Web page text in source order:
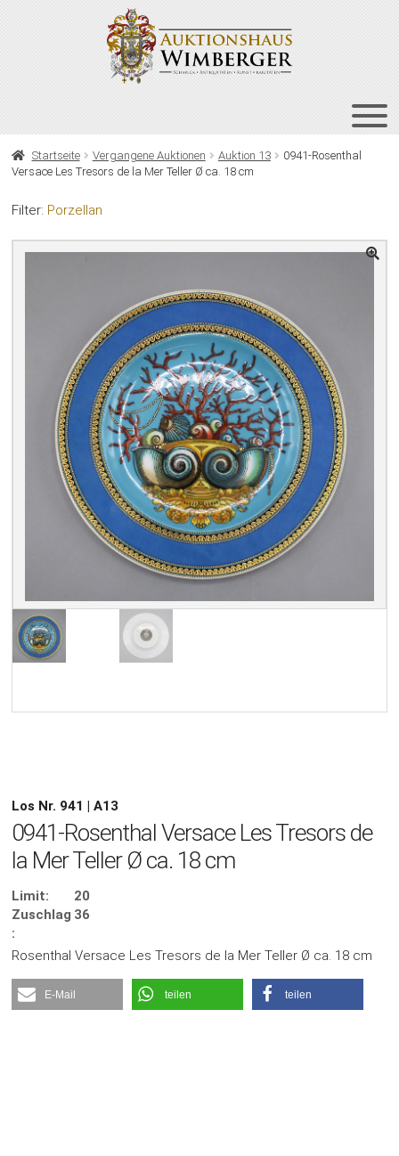
HOME
KONTAKT
NEWSLETTER
Startseite Vergangene Auktionen Auktion 13
0941-Rosenthal
Versace Les Tresors de la Mer Teller Ø ca. 18 cm
Filter: Porzellan
Los Nr. 941 | A13
0941-Rosenthal Versace Les Tresors de
la Mer Teller Ø ca. 18 cm
Limit:
20
Zuschlag
:
36
Rosenthal Versace Les Tresors de la Mer Teller Ø ca. 18 cm
E-Mail teilen teilen